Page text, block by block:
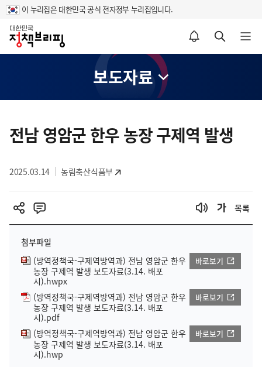
이 누리집은 대한민국 공식 전자정부 누리집입니다.
홈
알림설정 바로가기 검색 바로가기 메뉴 열기
보도자료
텐
츠
역
전남 영암군 한우 농장 구제역 발생
2025.03.14 농림축산식품부
목록
첨부파일
(방역정책국-구제역방역과) 전남 영암군 한우
농장 구제역 발생 보도자료(3.14. 배포
시).hwpx
바로보기
(방역정책국-구제역방역과) 전남 영암군 한우
농장 구제역 발생 보도자료(3.14. 배포
시).pdf
바로보기
(방역정책국-구제역방역과) 전남 영암군 한우
농장 구제역 발생 보도자료(3.14. 배포
시).hwp
바로보기